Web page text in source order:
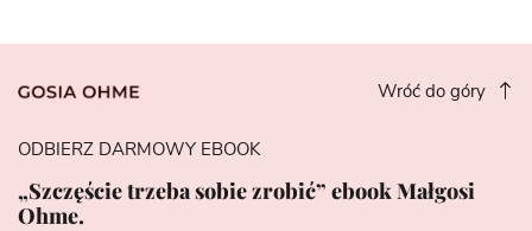
Wróć do góry
ODBIERZ DARMOWY EBOOK
„Szczęście trzeba sobie zrobić” ebook Małgosi
Ohme.